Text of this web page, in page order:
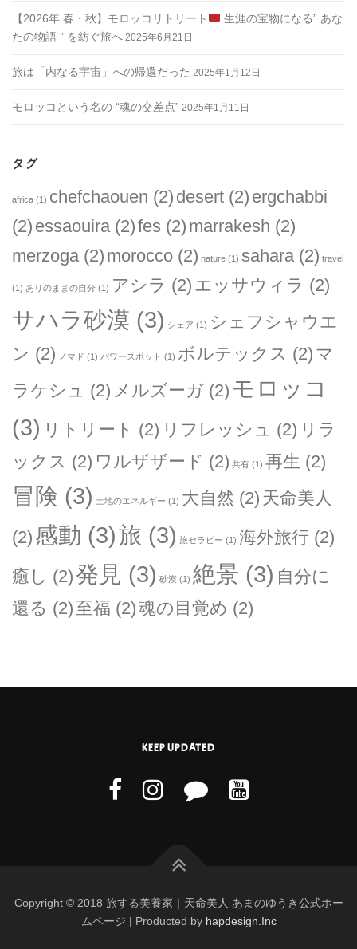
【2026年 春・秋】モロッコリトリート
生涯の宝物になる” あな
たの物語 ” を紡ぐ旅へ 2025年6月21日
旅は「内なる宇宙」への帰還だった 2025年1月12日
モロッコという名の “魂の交差点” 2025年1月11日
タグ
africa (1) chefchaouen (2) desert (2) ergchabbi
(2) essaouira (2)fes (2) marrakesh (2)
merzoga (2) morocco (2) nature (1) sahara (2) travel
(1) ありのままの自分 (1) アシラ (2) エッサウィラ (2)
サハラ砂漠 (3) シェア (1) シェフシャウエ
ン (2) ノマド (1) パワースポット (1) ボルテックス (2) マ
ラケシュ (2) メルズーガ (2) モロッコ
(3) リトリート (2) リフレッシュ (2) リラ
ックス (2) ワルザザード (2) 共有 (1) 再生 (2)
冒険 (3) 土地のエネルギー (1) 大自然 (2) 天命美人
(2) 感動 (3)旅 (3) 旅セラピー (1) 海外旅行 (2)
癒し (2) 発見 (3) 砂漠 (1) 絶景 (3) 自分に
還る (2) 至福 (2)魂の目覚め (2)
KEEP UPDATED
Copyright © 2018 旅する美養家｜天命美人 あまのゆうき公式ホー
ムページ | Producted by hapdesign.Inc